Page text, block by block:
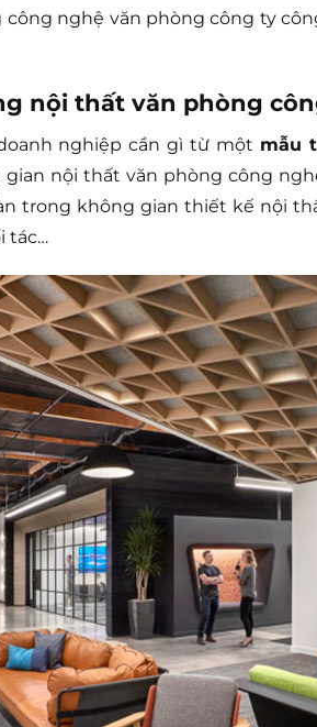
nghệ văn phòng công ty
nội thất văn phòng
nghiệp cần gì từ một mẫu
nội thất văn phòng công
trong không gian thiết kế nội
tác…